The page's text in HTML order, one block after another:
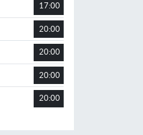
17:00
20:00
20:00
20:00
20:00